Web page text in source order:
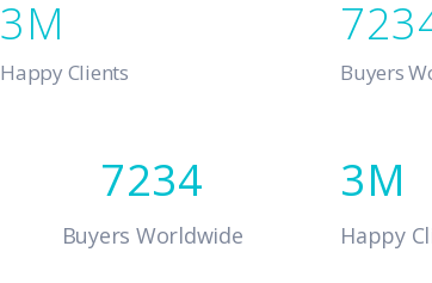
3
Happy Clients Buyers
7234
Buyers Worldwide
3
Happy